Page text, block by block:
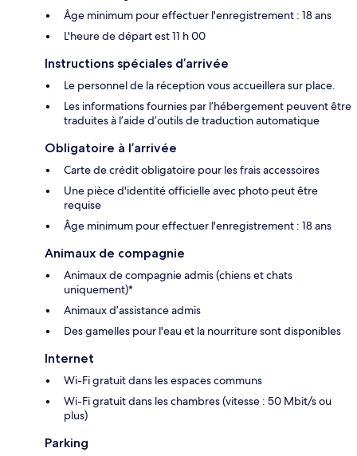
Âge minimum pour effectuer l'enregistrement : 18 ans
L'heure de départ est 11 h 00
Instructions spéciales d’arrivée
Le personnel de la réception vous accueillera sur place.
Les informations fournies par l’hébergement peuvent être
traduites à l’aide d’outils de traduction automatique
Obligatoire à l’arrivée
Carte de crédit obligatoire pour les frais accessoires
Une pièce d'identité officielle avec photo peut être
requise
Âge minimum pour effectuer l'enregistrement : 18 ans
Animaux de compagnie
Animaux de compagnie admis (chiens et chats
uniquement)*
Animaux d’assistance admis
Des gamelles pour l'eau et la nourriture sont disponibles
Internet
Wi-Fi gratuit dans les espaces communs
Wi-Fi gratuit dans les chambres (vitesse : 50 Mbit/s ou
plus)
Parking